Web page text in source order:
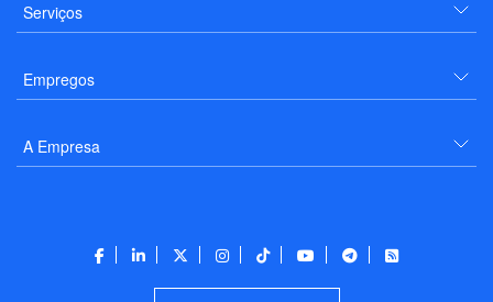
Serviços
Empregos
A Empresa